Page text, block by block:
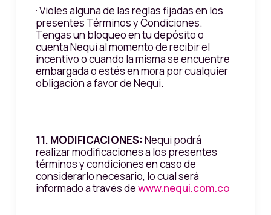
· Violes alguna de las reglas fijadas en los
presentes Términos y Condiciones.
Tengas un bloqueo en tu depósito o
cuenta Nequi al momento de recibir el
incentivo o cuando la misma se encuentre
embargada o estés en mora por cualquier
obligación a favor de Nequi.
11. MODIFICACIONES: Nequi podrá
realizar modificaciones a los presentes
términos y condiciones en caso de
considerarlo necesario, lo cual será
informado a través dewww.nequi.com.co